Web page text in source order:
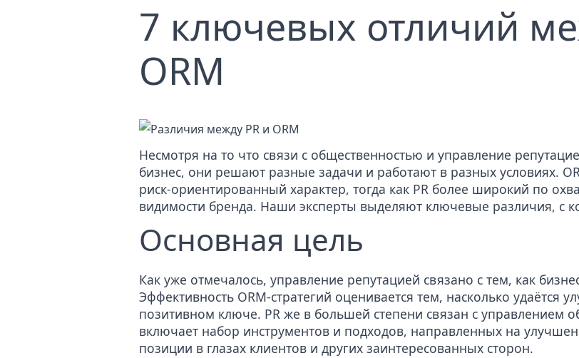
7 ключевых отличий
ORM
Несмотря на то что связи с общественностью и управление
бизнес, они решают разные задачи и работают в разных условиях.
риск-ориентированный характер, тогда как PR более широкий по
видимости бренда. Наши эксперты выделяют ключевые различия, с
Основная цель
Как уже отмечалось, управление репутацией связано с тем, как
Эффективность ORM-стратегий оценивается тем, насколько удаётся
позитивном ключе. PR же в большей степени связан с управлением
включает набор инструментов и подходов, направленных на
позиции в глазах клиентов и других заинтересованных сторон.